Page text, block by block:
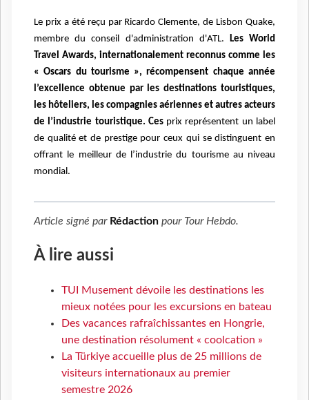
Le prix a été reçu par Ricardo Clemente, de Lisbon Quake,
membre du conseil d'administration d'ATL. Les World
Travel Awards, internationalement reconnus comme les
« Oscars du tourisme », récompensent chaque année
l’excellence obtenue par les destinations touristiques,
les hôteliers, les compagnies aériennes et autres acteurs
de l’industrie touristique. Cesprix représentent un label
de qualité et de prestige pour ceux qui se distinguent en
offrant le meilleur de l’industrie du tourisme au niveau
mondial.
Article signé par Rédaction pour Tour Hebdo.
À lire aussi
TUI Musement dévoile les destinations les
mieux notées pour les excursions en bateau
Des vacances rafraîchissantes en Hongrie,
une destination résolument « coolcation »
La Türkiye accueille plus de 25 millions de
visiteurs internationaux au premier
semestre 2026